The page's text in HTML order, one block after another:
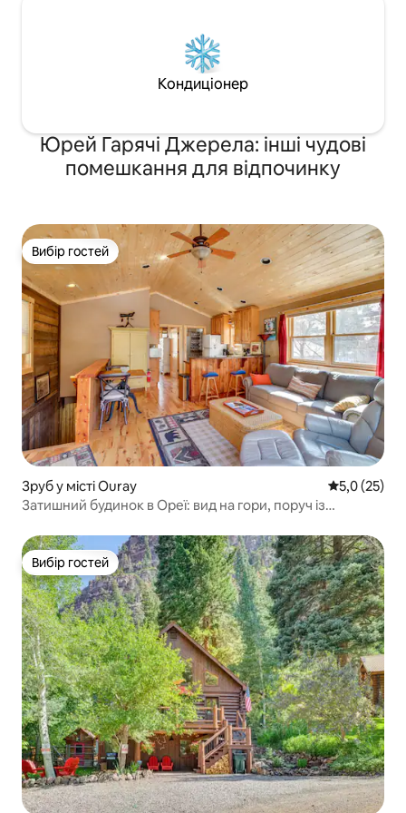
Кондиціонер
Юрей Гарячі Джерела: інші чудові
помешкання для відпочинку
Вибір гостей
Вибір гостей
Зруб у місті Ouray Середня
5,0 (25)
Затишний будинок в Ореї: вид на гори, поруч із
Вибір гостей
Вибір гостей